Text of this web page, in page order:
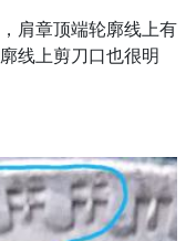
肩章顶端轮廓线上有
线上剪刀口也很明